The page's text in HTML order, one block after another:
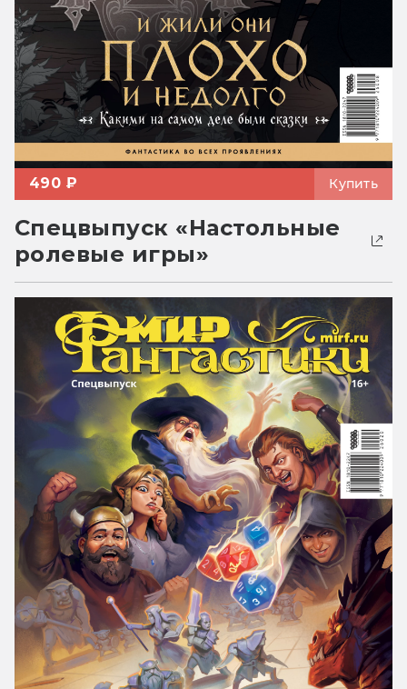
490 ₽ Купить
Спецвыпуск «Настольные
ролевые игры»